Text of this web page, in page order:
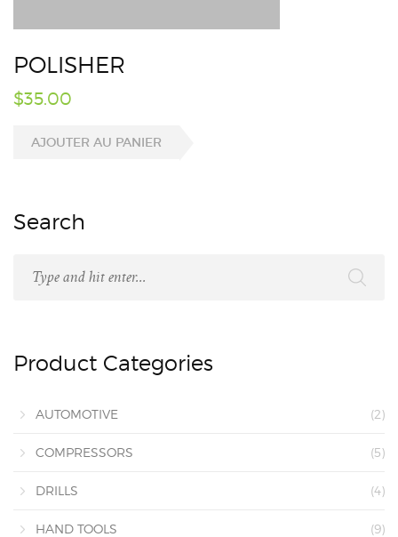
POLISHER
$35.00
AJOUTER AU PANIER
Search
Product Categories
AUTOMOTIVE (2)
COMPRESSORS (5)
DRILLS (4)
HAND TOOLS (9)